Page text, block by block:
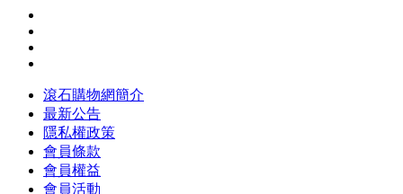
滾石購物網簡介
最新公告
隱私權政策
會員條款
會員權益
會員活動